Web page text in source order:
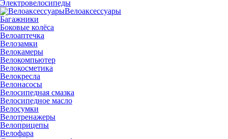
Электровелосипеды
Велоаксессуары
Багажники
Боковые колёса
Велоаптечка
Велозамки
Велокамеры
Велокомпьютер
Велокосметика
Велокресла
Велонасосы
Велосипедная смазка
Велосипедное масло
Велосумки
Велотренажеры
Велоприцепы
Велофара